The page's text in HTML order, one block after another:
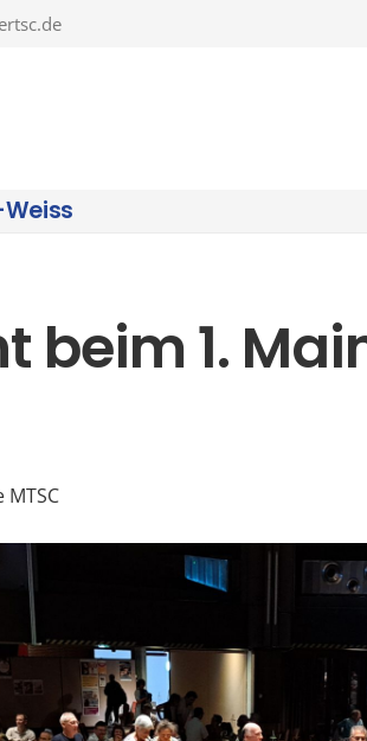
beim 1.
MTSC